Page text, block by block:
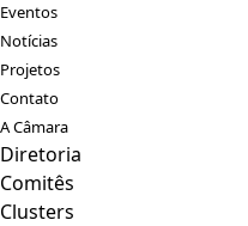
Eventos
Notícias
Projetos
Contato
A Câmara
Diretoria
Comitês
Clusters